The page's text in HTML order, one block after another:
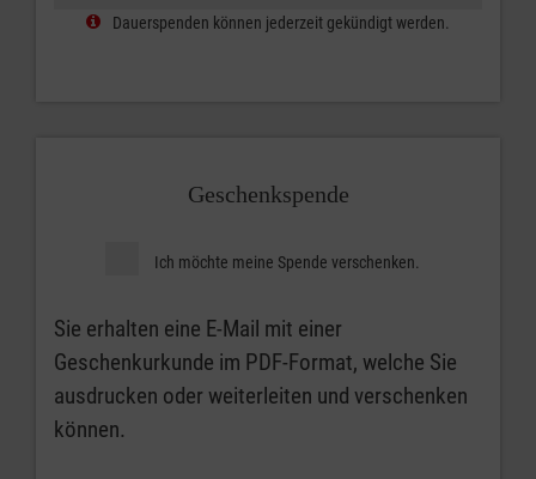
Dauerspenden können jederzeit gekündigt werden.
Geschenkspende
Ich möchte meine Spende verschenken.
Sie erhalten eine E-Mail mit einer
Geschenkurkunde im PDF-Format, welche Sie
ausdrucken oder weiterleiten und verschenken
können.